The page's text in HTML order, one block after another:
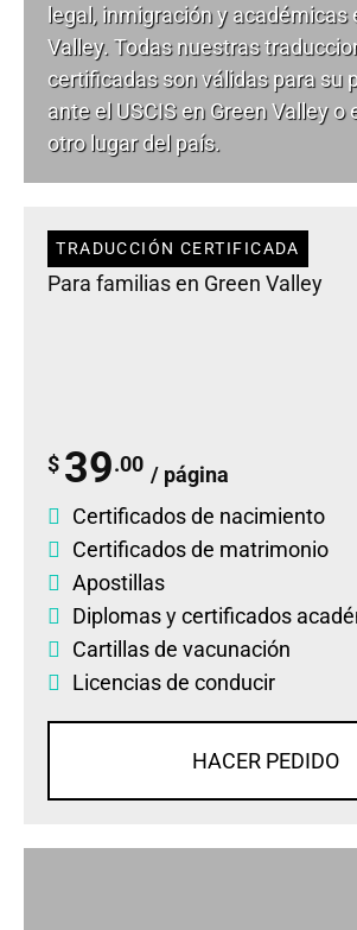
legal, inmigración y académicas
Valley. Todas nuestras
certificadas son válidas para su
ante el USCIS en Green Valley o
otro lugar del país.
TRADUCCIÓN CERTIFICADA
Para familias en Green Valley
$ 39.00 / página
Certificados de nacimiento
Certificados de matrimonio
Apostillas
Diplomasycertificados
Cartillas de vacunación
Licencias de conducir
HACER PEDIDO